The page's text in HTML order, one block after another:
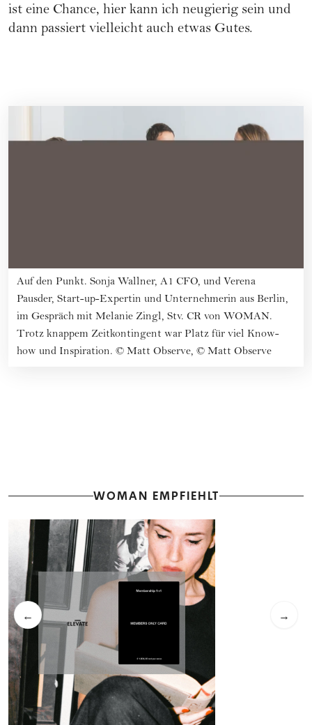
ist eine Chance, hier kann ich neugierig sein und
dann passiert vielleicht auch etwas Gutes.
Auf den Punkt. Sonja Wallner, A1 CFO, und Verena
Pausder, Start-up-Expertin und Unternehmerin aus Berlin,
im Gespräch mit Melanie Zingl, Stv. CR von WOMAN.
Trotz knappem Zeitkontingent war Platz für viel Know-
how und Inspiration. © Matt Observe, © Matt Observe
WOMAN EMPFIEHLT
← →